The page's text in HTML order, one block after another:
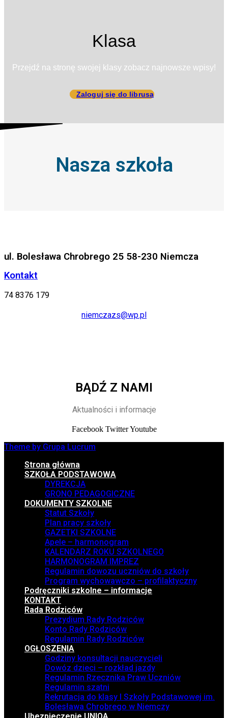
Klasa
Przejdź na stronę swojej klasy zobacz najnowsze wpisy!
Zaloguj się do librusa
Nasza szkoła
ul. Bolesława Chrobrego 25 58-230 Niemcza
Kontakt
74 8376 179
niemczazs@wp.pl
BĄDŹ Z NAMI
Aktualności i informacje
Facebook Twitter Youtube
Theme by Grupa Lucrum
Strona główna
SZKOŁA PODSTAWOWA
DYREKCJA
GRONO PEDAGOGICZNE
DOKUMENTY SZKOLNE
Statut Szkoły
Plan pracy szkoły
GAZETKI SZKOLNE
Apele – harmonogram
KALENDARZ ROKU SZKOLNEGO
HARMONOGRAM IMPREZ
Regulamin dowozu uczniów do szkoły
Program wychowawczo – profilaktyczny
Podręczniki szkolne – informacje
KONTAKT
Rada Rodziców
Prezydium Rady Rodziców
Konto Rady Rodziców
Regulamin Rady Rodziców
OGŁOSZENIA
Godziny konsultacji nauczycieli
Dowóz dzieci – rozkład jazdy
Regulamin Rzecznika Praw Uczniów
Regulamin szatni
Rekrutacja do klasy I Szkoły Podstawowej im.
Bolesława Chrobrego w Niemczy